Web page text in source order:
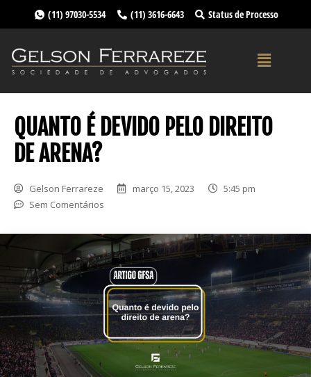
(11) 97030-5534 (11) 3616-6643 Status de Processo
QUANTO É DEVIDO PELO DIREITO
DE ARENA?
Gelson Ferrareze março 15, 2023
5:45 pm
Sem Comentários